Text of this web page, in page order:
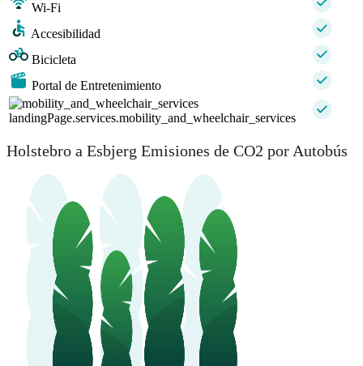
Wi-Fi
Accesibilidad
Bicicleta
Portal de Entretenimiento
landingPage.services.mobility_and_wheelchair_services
Holstebro a Esbjerg Emisiones de CO2 por Autobús